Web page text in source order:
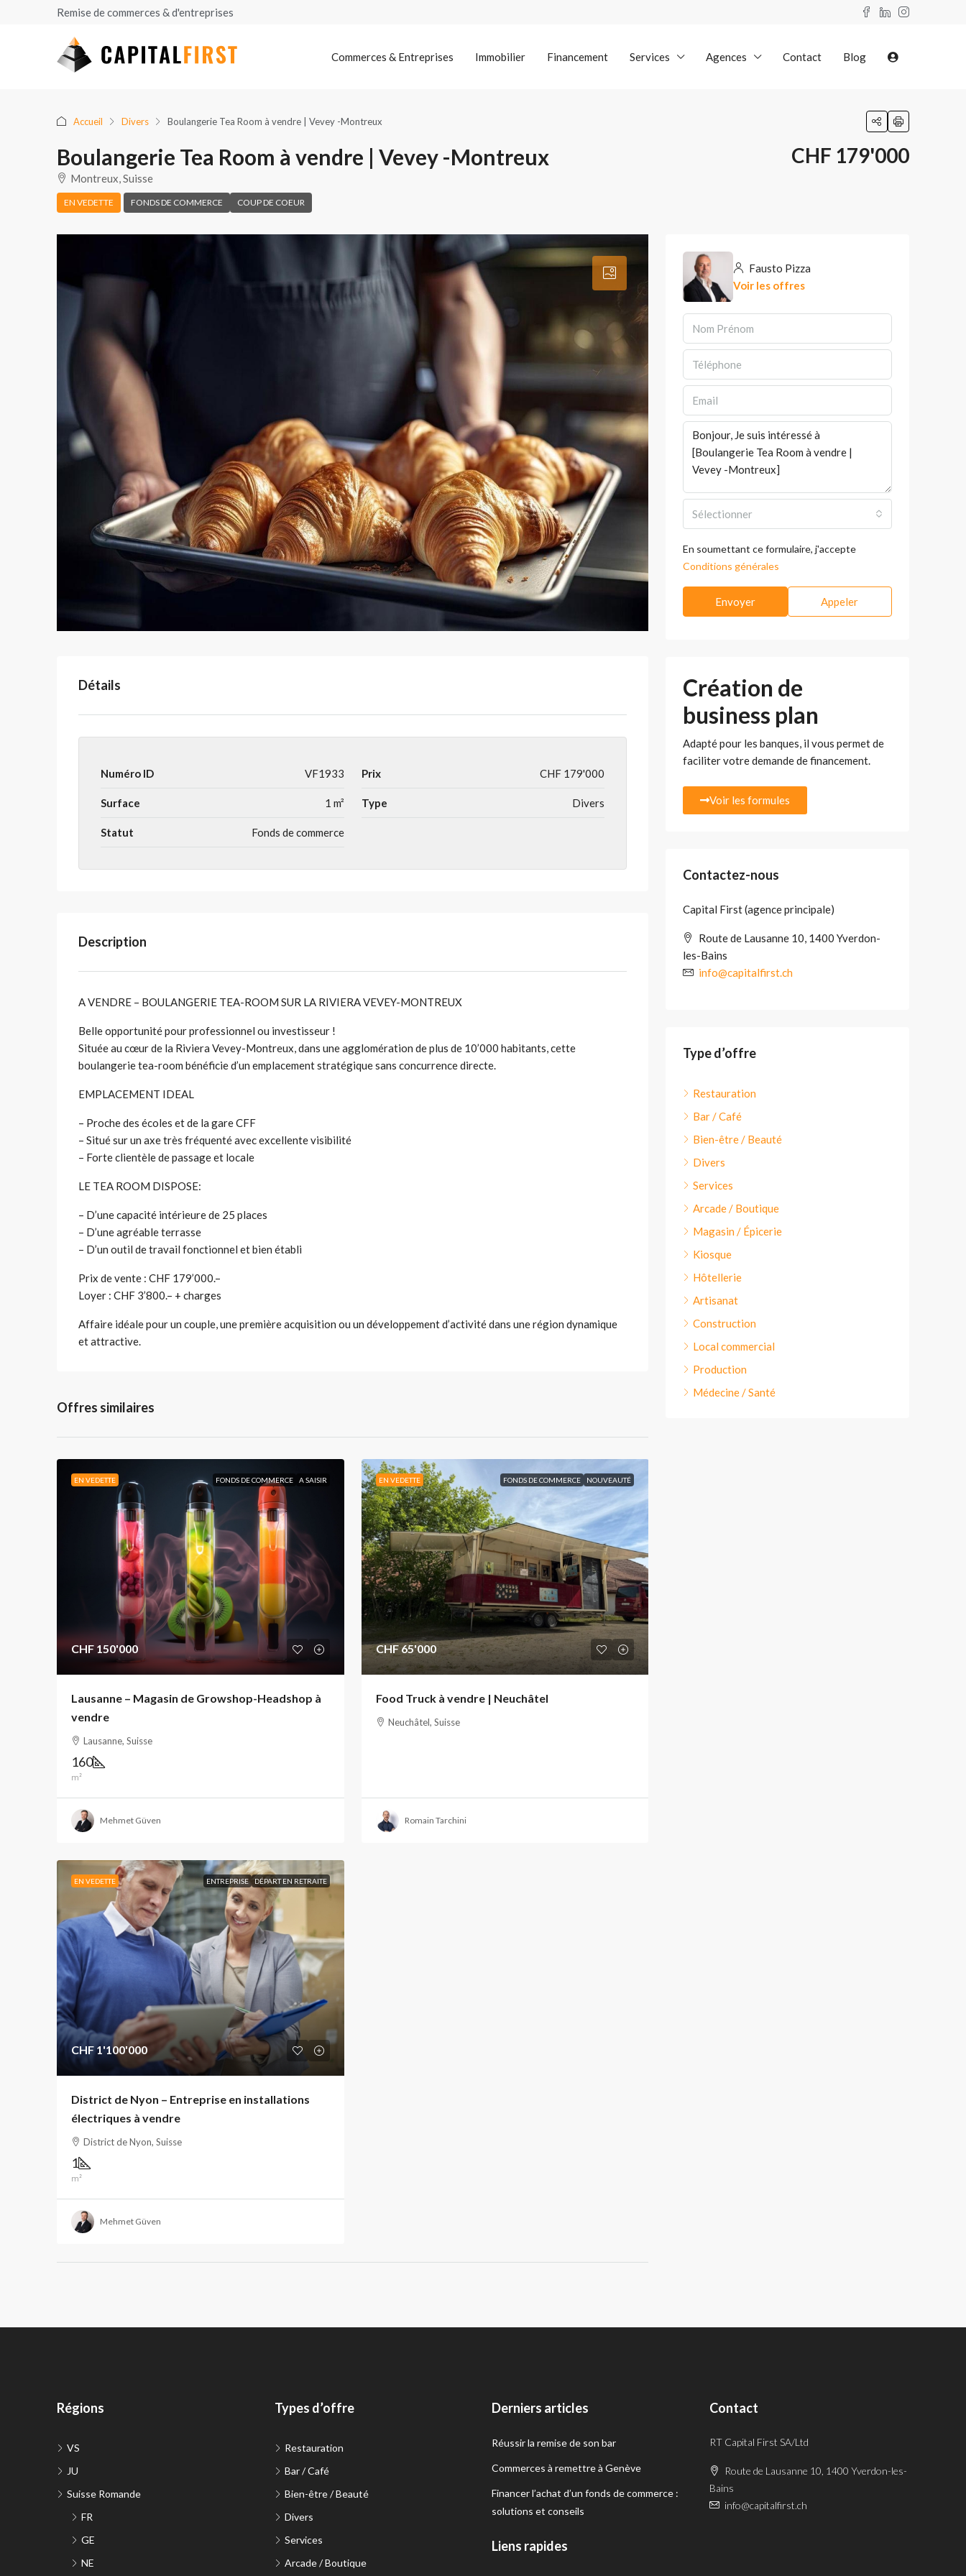
Remise de commerces & d'entreprises
Commerces & Entreprises Immobilier Financement Services Agences Contact Blog
Accueil Divers Boulangerie Tea Room à vendre | Vevey -Montreux
Boulangerie Tea Room à vendre | Vevey -Montreux
Montreux, Suisse
EN VEDETTE FONDS DE COMMERCE COUP DE COEUR
CHF 179'000
Détails
Numéro ID VF1933 Prix CHF 179'000
Surface 1 m² Type Divers
Statut Fonds de commerce
Description
A VENDRE – BOULANGERIE TEA-ROOM SUR LA RIVIERA VEVEY-MONTREUX
Belle opportunité pour professionnel ou investisseur !
Située au cœur de la Riviera Vevey-Montreux, dans une agglomération de plus de 10’000 habitants, cette
boulangerie tea-room bénéficie d’un emplacement stratégique sans concurrence directe.
EMPLACEMENT IDEAL
– Proche des écoles et de la gare CFF
– Situé sur un axe très fréquenté avec excellente visibilité
– Forte clientèle de passage et locale
LE TEA ROOM DISPOSE:
– D’une capacité intérieure de 25 places
– D’une agréable terrasse
– D’un outil de travail fonctionnel et bien établi
Prix de vente : CHF 179’000.–
Loyer : CHF 3’800.– + charges
Affaire idéale pour un couple, une première acquisition ou un développement d’activité dans une région dynamique
et attractive.
Offres similaires
EN VEDETTE FONDS DE COMMERCE A SAISIR
CHF 150'000
Lausanne – Magasin de Growshop-Headshop à
vendre
Lausanne, Suisse
160
m²
Mehmet Güven
EN VEDETTE FONDS DE COMMERCE NOUVEAUTÉ
CHF 65'000
Food Truck à vendre | Neuchâtel
Neuchâtel, Suisse
Romain Tarchini
EN VEDETTE ENTREPRISE DÉPART EN RETRAITE
CHF 1'100'000
District de Nyon – Entreprise en installations
électriques à vendre
District de Nyon, Suisse
1
m²
Mehmet Güven
Fausto Pizza
Voir les offres
Sélectionner
En soumettant ce formulaire, j'accepte
Conditions générales
Envoyer Appeler
Création de
business plan
Adapté pour les banques, il vous permet de
faciliter votre demande de financement.
Voir les formules
Contactez-nous
Capital First (agence principale)
Route de Lausanne 10, 1400 Yverdon-
les-Bains
info@capitalfirst.ch
Type d’offre
Restauration
Bar / Café
Bien-être / Beauté
Divers
Services
Arcade / Boutique
Magasin / Épicerie
Kiosque
Hôtellerie
Artisanat
Construction
Local commercial
Production
Médecine / Santé
Régions
VS
JU
Suisse Romande
FR
GE
NE
Types d’offre
Restauration
Bar / Café
Bien-être / Beauté
Divers
Services
Arcade / Boutique
Derniers articles
Réussir la remise de son bar
Commerces à remettre à Genève
Financer l’achat d’un fonds de commerce :
solutions et conseils
Liens rapides
Contact
RT Capital First SA/Ltd
Route de Lausanne 10, 1400 Yverdon-les-
Bains
info@capitalfirst.ch